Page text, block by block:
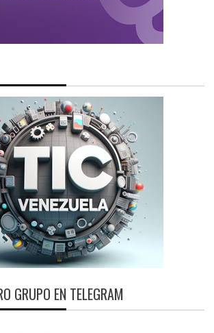
GRUPO EN TELEGRAM